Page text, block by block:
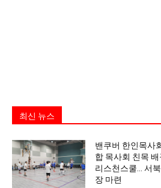
최신 뉴스
밴쿠버 한인목사
합 목사회 친목
리스천스쿨… 서
장 마련